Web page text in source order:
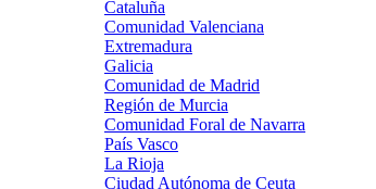
Cataluña
Comunidad Valenciana
Extremadura
Galicia
Comunidad de Madrid
Región de Murcia
Comunidad Foral de Navarra
País Vasco
La Rioja
Ciudad Autónoma de Ceuta